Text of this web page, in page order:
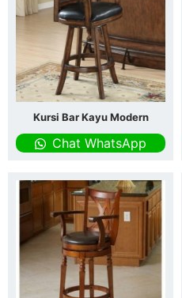
Kursi Bar Kayu Modern
Chat WhatsApp